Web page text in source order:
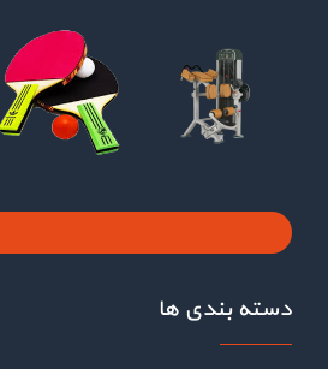
دسته بندی ها